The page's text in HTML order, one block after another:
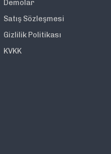
Demolar
Satış Sözleşmesi
Gizlilik Politikası
KVKK